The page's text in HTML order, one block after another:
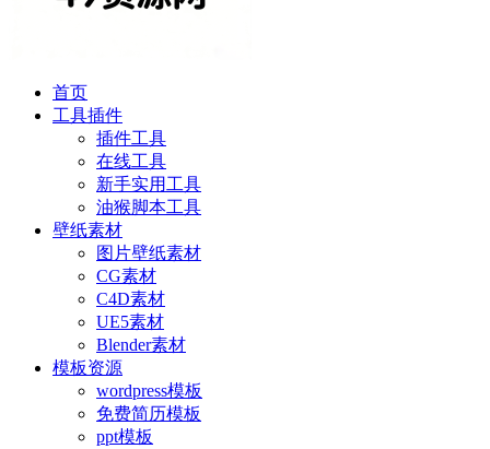
首页
工具插件
插件工具
在线工具
新手实用工具
油猴脚本工具
壁纸素材
图片壁纸素材
CG素材
C4D素材
UE5素材
Blender素材
模板资源
wordpress模板
免费简历模板
ppt模板